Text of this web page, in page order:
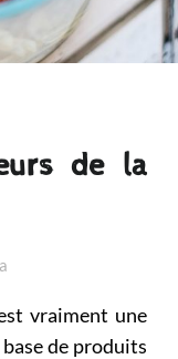
de la
vraiment une
de produits